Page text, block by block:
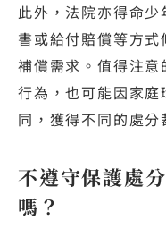
此外，法院亦得命
書或給付賠償等方
補償需求。值得注
行為，也可能因家
同，獲得不同的處分
不遵守保護處
嗎？